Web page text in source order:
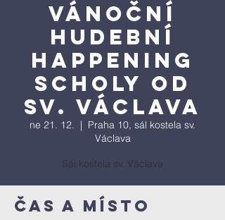
Vánoční
hudební
happening
Scholy od
sv. Václava
ne 21. 12.
  |
Praha 10, sál kostela sv.
Václava
Sál kostela sv. Václava
Čas a místo